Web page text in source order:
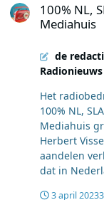
Op de vijfde
marktaandeel van 8,2%.
grootste
van het
andere kant
stijger, met
100% NL,
Mediahuis
de
Radionieuws
Het
100% NL,
Mediahuis
Herbert
aandelen
dat in
en radiostation
3 april 2023